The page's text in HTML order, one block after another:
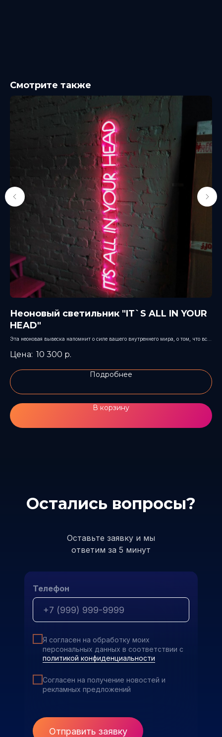
Смотрите также
Неоновый светильник "IT`S ALL IN YOUR
HEAD"
Эта неоновая вывеска напомнит о силе вашего внутреннего мира, о том, что все
создатель своей собственной реальности. Позвольте мечтам оживать и покорять
10 300 р.
Подробнее
В корзину
Остались вопросы?
Телефон
Я согласен на обработку моих
персональных данных в соответствии с
политикой конфиденциальности
Согласен на получение новостей и
рекламных предложений
Отправить заявку
Оставьте заявку и мы
ответим за 5 минут